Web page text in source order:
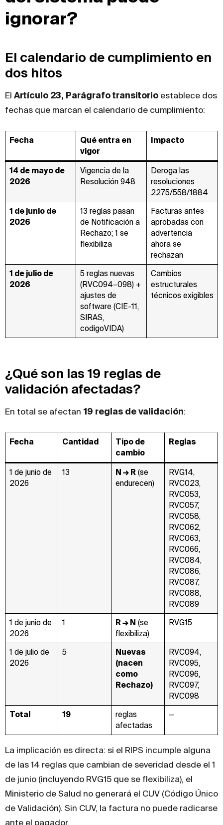
ignorar?
El calendario de cumplimiento en
dos hitos
El Artículo 23, Parágrafo transitorio establece dos
fechas que marcan el calendario de cumplimiento:
Fecha
Qué entra en
vigor
Impacto
14 de mayo de
2026
Vigencia de la
Resolución 948
Deroga las
resoluciones
2275/558/1884
1 de junio de
2026
13 reglas pasan
de Notificación a
Rechazo; 1 se
flexibiliza
Facturas antes
aprobadas con
advertencia
ahora se
rechazan
1 de julio de
2026
5 reglas nuevas
(RVC094–098) +
ajustes de
software (CIE-11,
SIRAS,
codigoVIDA)
Cambios
estructurales
técnicos exigibles
¿Qué son las 19 reglas de
validación afectadas?
En total se afectan 19 reglas de validación:
Fecha Cantidad
Tipo de
cambio
Reglas
1 de junio de
2026
13 N → R (se
endurecen)
RVG14,
RVC023,
RVC053,
RVC057,
RVC058,
RVC062,
RVC063,
RVC066,
RVC084,
RVC086,
RVC087,
RVC088,
RVC089
1 de junio de
2026
1 R → N (se
flexibiliza)
RVG15
1 de julio de
2026
5
Nuevas
(nacen
como
Rechazo)
RVC094,
RVC095,
RVC096,
RVC097,
RVC098
Total 19
reglas
afectadas
—
La implicación es directa: si el RIPS incumple alguna
de las 14 reglas que cambian de severidad desde el 1
de junio (incluyendo RVG15 que se flexibiliza), el
Ministerio de Salud no generará el CUV (Código Único
de Validación). Sin CUV, la factura no puede radicarse
ante el pagador.